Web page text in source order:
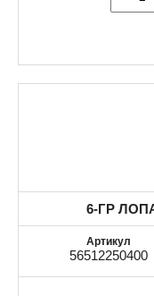
6-ГР
56512250400